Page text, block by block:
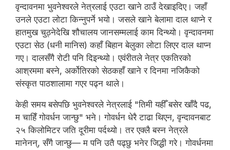
वृन्दावनमा भुवनेश्वरले नेत्रलाई एउटा खाने ठाउँ देखाइदिए। जहाँ
उनले एउटा लोटा किन्नुपर्ने भयो। जसले खाने बेलामा दाल थाप्ने र
हातमुख चुठ्नेदेखि शौचालय जानसम्मलाई काम दिन्थ्यो। वृन्दावनमा
एउटा सेठ (धनी मानिस) कहाँ बिहान बेलुका लोटा लिएर दाल थाप्न
गए। दालसँगै रोटी पनि दिइन्थ्यो। एवंरीतले नेत्र एकतिरको
आश्रममा बस्ने, अर्कोतिरको सेठकहाँ खाने र दिनमा नजिकैको
संस्कृत पाठशालामा गएर पढ्न थाले।
केही समय बसेपछि भुवनेश्वरले नेत्रलाई "तिमी यहीँ बसेर खाँदै पढ,
म चाहिँ गोवर्धन जान्छु" भने। गोवर्धन धेरै टाढा थिएन, वृन्दावनबाट
२५ किलोमिटर जति दूरीमा पर्दथ्यो। तर एक्लै बस्न नेत्रले
मानेनन्, सँगै जान्छु— म पनि उतै पढ्छु भनेर जिद्धी गरे। गोवर्धनमा